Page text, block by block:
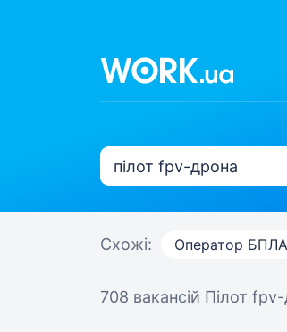
Схожі: Оператор БПЛА
708 вакансій Пілот fpv-